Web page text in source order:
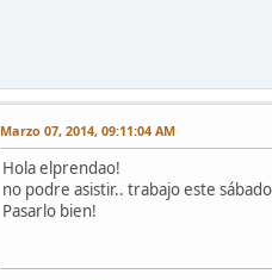
Marzo 07, 2014, 09:11:04 AM
Hola elprendao!
no podre asistir.. trabajo este
Pasarlo bien!